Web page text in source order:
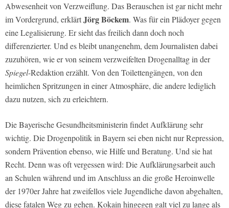
Abwesenheit von Verzweiflung. Das Berauschen ist gar nicht mehr
im Vordergrund, erklärtJörg Böckem. Was für ein Plädoyer gegen
eine Legalisierung. Er sieht das freilich dann doch noch
differenzierter. Und es bleibt unangenehm, dem Journalisten dabei
zuzuhören, wie er von seinem verzweifelten Drogenalltag in der
Spiegel-Redaktion erzählt. Von den Toilettengängen, von den
heimlichen Spritzungen in einer Atmosphäre, die andere lediglich
dazu nutzen, sich zu erleichtern.
Die Bayerische Gesundheitsministerin findet Aufklärung sehr
wichtig. Die Drogenpolitik in Bayern sei eben nicht nur Repression,
sondern Prävention ebenso, wie Hilfe und Beratung. Und sie hat
Recht. Denn was oft vergessen wird: Die Aufklärungsarbeit auch
an Schulen während und im Anschluss an die große Heroinwelle
der 1970er Jahre hat zweifellos viele Jugendliche davon abgehalten,
diese fatalen Weg zu gehen. Kokain hingegen galt viel zu lange als